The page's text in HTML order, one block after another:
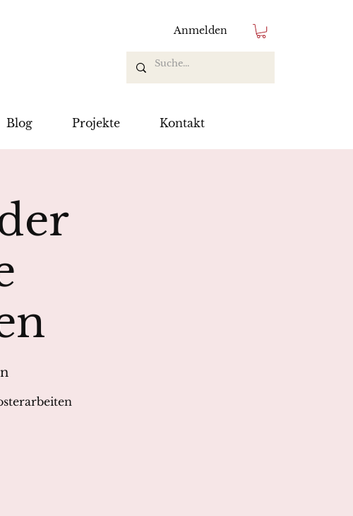
Anmelden
Blog Projekte Kontakt